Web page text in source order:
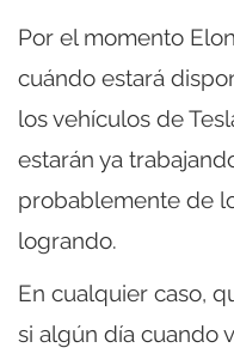
Por el momento
cuándo estará
los vehículos de
estarán ya
probablemente de
logrando.
En cualquier caso,
si algún día cuando